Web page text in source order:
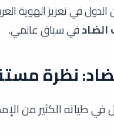
في تعزيز الهوية
الضادفي سياق عالمي.
نظرة
طياته الكثير من